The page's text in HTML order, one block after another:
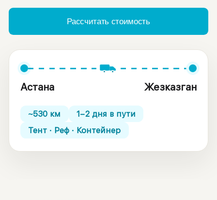
Рассчитать стоимость
Астана Жезказган
~530 км 1–2 дня в пути
Тент · Реф · Контейнер